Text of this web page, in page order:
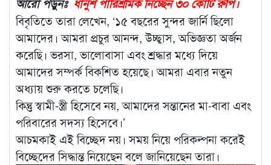
আরো পড়ুনঃ ধানুশ পারিশ্রমিক নিচ্ছেন ৩০ কোটি রুপি।
বিবৃতিতে তারা লেখেন, ‘১৫ বছরের সুন্দর জার্নি ছিলো
আমাদের। আমরা প্রচুর আনন্দ, উচ্ছ্বাস, অভিজ্ঞতা অর্জন
করেছি। ভরসা, ভালোবাসা এবং শ্রদ্ধার মধ্যে দিয়ে
আমাদের সম্পর্ক বিকশিত হয়েছে। আমরা এবার নতুন
অধ্যায় শুরু করতে চলেছি।
কিন্তু স্বামী-স্ত্রী হিসেবে নয়, আমাদের সন্তানের মা-বাবা এবং
পরিবারের সদস্য হিসেবে।’
আচমকাই এই বিচ্ছেদ নয়। সময় নিয়ে পরিকল্পনা করেই
বিচ্ছেদের সিদ্ধান্ত নিয়েছেন বলে জানিয়েছেন তারা।